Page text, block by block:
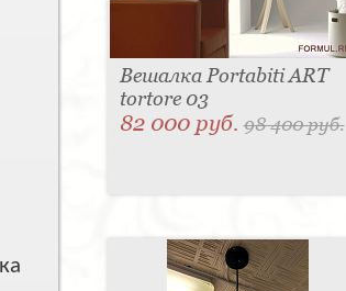
Вешалка Portabiti ART
tortore 03
82 000 руб.98 400 руб.